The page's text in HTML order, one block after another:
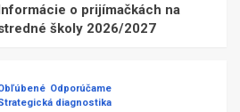
o prijímačkách na
školy 2026/2027
Odporúčame
diagnostika